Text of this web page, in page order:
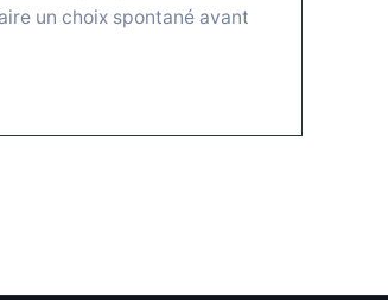
un choix spontané avant